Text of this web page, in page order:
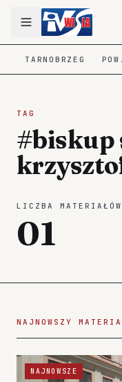
TARNOBRZEG
TAG
#biskup
LICZBA MATERIAŁÓW
01
NAJNOWSZY
NAJNOWSZE